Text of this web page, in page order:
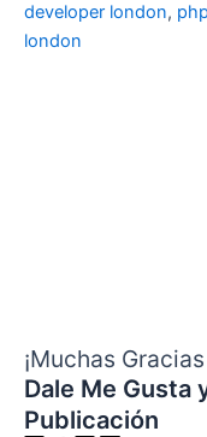
developer london,
london
¡Muchas
Dale Me Gusta
Publicación